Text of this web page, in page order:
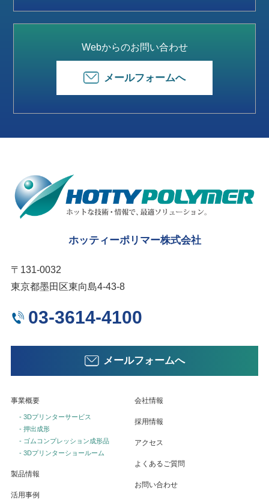
Webからのお問い合わせ
メールフォームへ
ホッティーポリマー株式会社
〒131-0032
東京都墨田区東向島4-43-8
03-3614-4100
メールフォームへ
事業概要
- 3Dプリンターサービス
- 押出成形
- ゴムコンプレッション成形品
- 3Dプリンターショールーム
製品情報
活用事例
会社情報
採用情報
アクセス
よくあるご質問
お問い合わせ